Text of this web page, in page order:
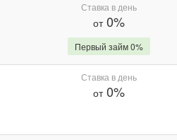
Ставка в день
от0%
Первый займ 0%
Ставка в день
от0%